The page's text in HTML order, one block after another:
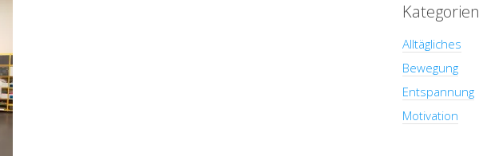
Kategorien
Alltägliches
Bewegung
Entspannung
Motivation